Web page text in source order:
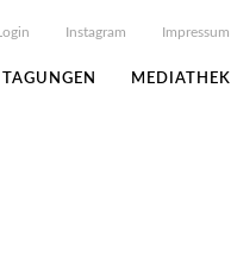
Instagram Impressum
TAGUNGEN MEDIATHEK